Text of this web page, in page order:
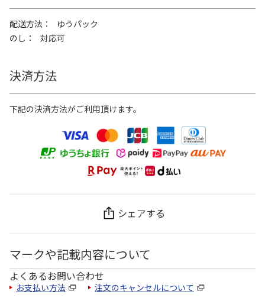
配送方法
ゆうパック
のし
対応可
決済方法
下記の決済方法がご利用頂けます。
シェアする
マークや記載内容について
よくあるお問い合わせ
お支払い方法 注文のキャンセルについて